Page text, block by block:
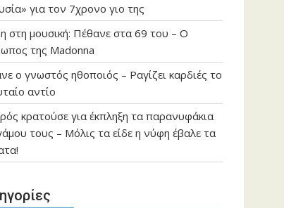
για τον 7χρονο γιο της
στη μουσική: Πέθανε στα 69 του – Ο
της Madonna
ο γνωστός ηθοποιός – Ραγίζει καρδιές το
αντίο
κρατούσε για έκπληξη τα παρανυφάκια
τους – Μόλις τα είδε η νύφη έβαλε τα